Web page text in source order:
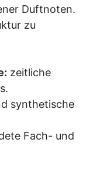
Duftnoten.
zu
zeitliche
synthetische
Fach- und